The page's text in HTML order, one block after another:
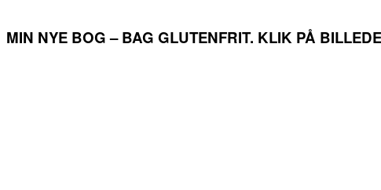
MIN NYE BOG – BAG GLUTENFRIT. KLIK PÅ